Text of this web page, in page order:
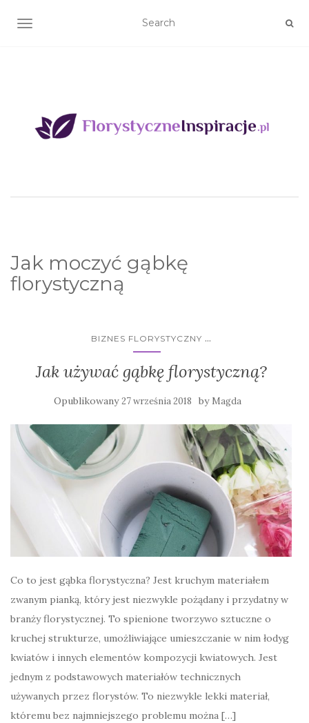
TOGGLE NAVIGATION
Jak moczyć gąbkę
florystyczną
BIZNES FLORYSTYCZNY ...
Jak używać gąbkę florystyczną?
Opublikowany27 września 2018 by Magda
Co to jest gąbka florystyczna? Jest kruchym materiałem
zwanym pianką, który jest niezwykle pożądany i przydatny w
branży florystycznej. To spienione tworzywo sztuczne o
kruchej strukturze, umożliwiające umieszczanie w nim łodyg
kwiatów i innych elementów kompozycji kwiatowych. Jest
jednym z podstawowych materiałów technicznych
używanych przez florystów. To niezwykle lekki materiał,
któremu bez najmniejszego problemu można […]